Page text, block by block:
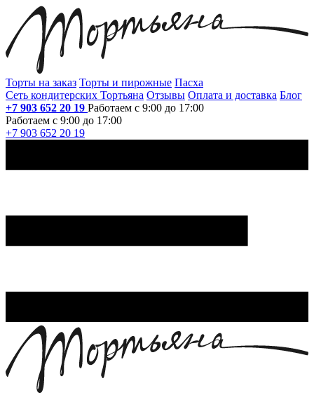
Торты на заказ Торты и пирожные Пасха
Сеть кондитерских Тортьяна Отзывы Оплата и доставка Блог
+7 903 652 20 19 Работаем с 9:00 до 17:00
Работаем с 9:00 до 17:00
+7 903 652 20 19